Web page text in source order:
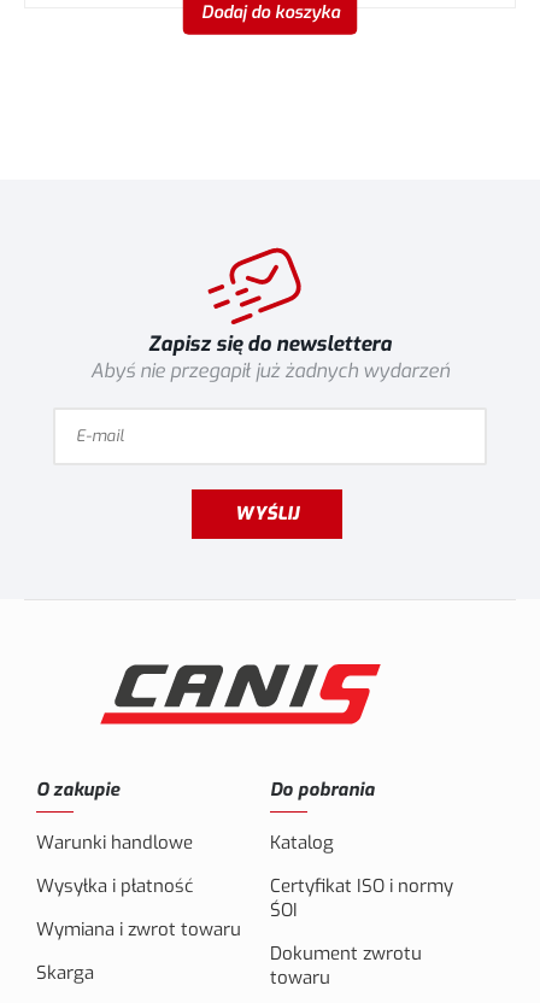
Dodaj do koszyka
Zapisz się do newslettera
Abyś nie przegapił już żadnych wydarzeń
WYŚLIJ
O zakupie
Warunki handlowe
Wysyłka i płatność
Wymiana i zwrot towaru
Skarga
Do pobrania
Katalog
Certyfikat ISO i normy
ŚOI
Dokument zwrotu
towaru